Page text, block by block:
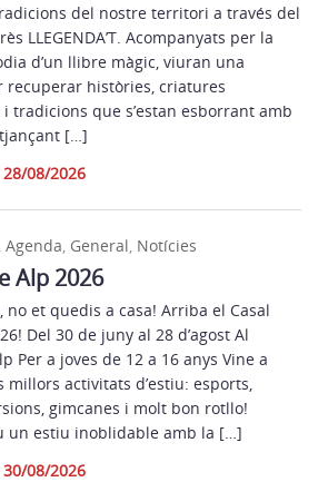
del nostre territori a través del
LLEGENDA’T. Acompanyats per la
d’un llibre màgic, viuran una
recuperar històries, criatures
tradicions que s’estan esborrant amb
[…]
08/2026
,Agenda, General, Notícies
Alp 2026
no et quedis a casa! Arriba el Casal
Del 30 de juny al 28 d’agost Al
Per a joves de 12 a 16 anys Vine a
millors activitats d’estiu: esports,
gimcanes i molt bon rotllo!
un estiu inoblidable amb la […]
08/2026